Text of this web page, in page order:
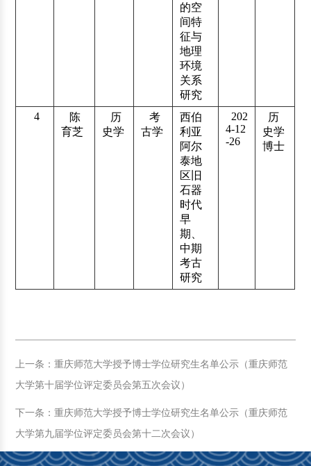
的空
间特
征与
地理
环境
关系
研究
4
陈
育芝
历
史学
考
古学
西伯
利亚
阿尔
泰地
区旧
石器
时代
早
期、
中期
考古
研究
202
4-12
-26
历
史学
博士
上一条：重庆师范大学授予博士学位研究生名单公示（重庆师范
大学第十届学位评定委员会第五次会议）
下一条：重庆师范大学授予博士学位研究生名单公示（重庆师范
大学第九届学位评定委员会第十二次会议）